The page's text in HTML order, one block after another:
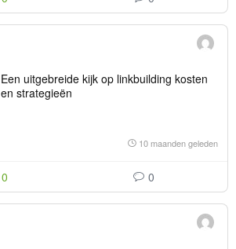
Een uitgebreide kijk op linkbuilding kosten
en strategieën
10 maanden geleden
0 0